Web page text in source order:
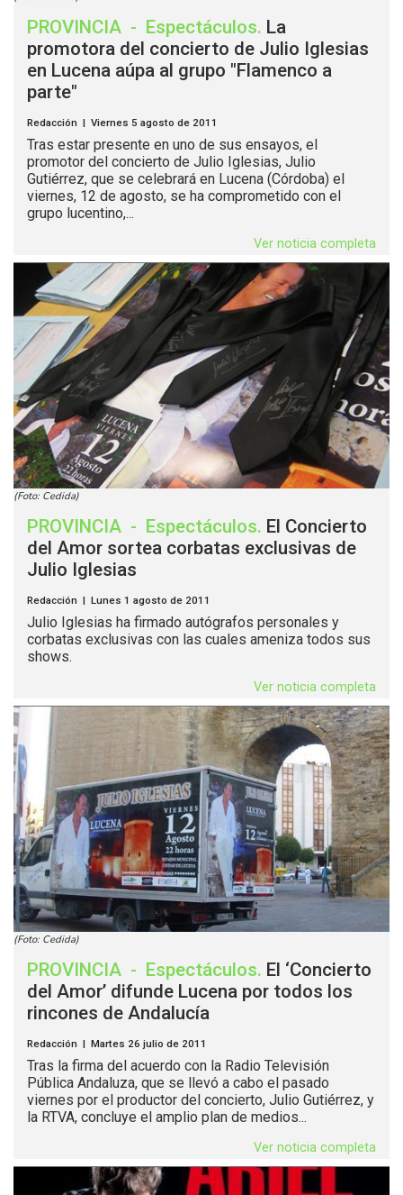
PROVINCIA - Espectáculos. La
promotora del concierto de Julio Iglesias
en Lucena aúpa al grupo "Flamenco a
parte"
Redacción | Viernes 5 agosto de 2011
Tras estar presente en uno de sus ensayos, el
promotor del concierto de Julio Iglesias, Julio
Gutiérrez, que se celebrará en Lucena (Córdoba) el
viernes, 12 de agosto, se ha comprometido con el
grupo lucentino,...
Ver noticia completa
(Foto: Cedida)
PROVINCIA - Espectáculos. El Concierto
del Amor sortea corbatas exclusivas de
Julio Iglesias
Redacción | Lunes 1 agosto de 2011
Julio Iglesias ha firmado autógrafos personales y
corbatas exclusivas con las cuales ameniza todos sus
shows.
Ver noticia completa
(Foto: Cedida)
PROVINCIA - Espectáculos. El ‘Concierto
del Amor’ difunde Lucena por todos los
rincones de Andalucía
Redacción | Martes 26 julio de 2011
Tras la firma del acuerdo con la Radio Televisión
Pública Andaluza, que se llevó a cabo el pasado
viernes por el productor del concierto, Julio Gutiérrez, y
la RTVA, concluye el amplio plan de medios...
Ver noticia completa